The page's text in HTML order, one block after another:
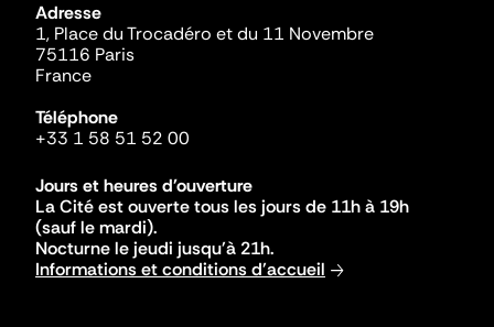
Adresse
1, Place du Trocadéro et du 11 Novembre
75116 Paris
France
Téléphone
+33 1 58 51 52 00
Jours et heures d'ouverture
La Cité est ouverte tous les jours de 11h à 19h
(sauf le mardi).
Nocturne le jeudi jusqu'à 21h.
Informations et conditions d'accueil